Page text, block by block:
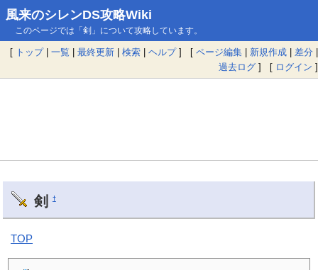
風来のシレンDS攻略Wiki
このページでは「剣」について攻略しています。
[ トップ| 一覧 | 最終更新 | 検索 | ヘルプ] [ ページ編集 | 新規作成 | 差分 |
過去ログ ] [ ログイン ]
剣 †
TOP